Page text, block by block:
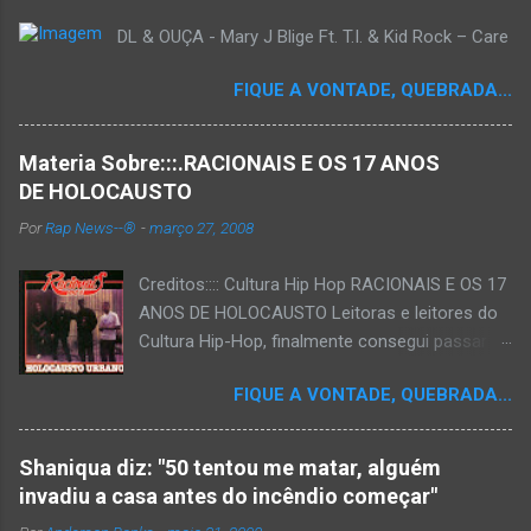
DL & OUÇA - Mary J Blige Ft. T.I. & Kid Rock – Care
FIQUE A VONTADE, QUEBRADA...
Materia Sobre:::.RACIONAIS E OS 17 ANOS
DE HOLOCAUSTO
PorRap News--® -março 27, 2008
Creditos:::: Cultura Hip Hop RACIONAIS E OS 17
ANOS DE HOLOCAUSTO Leitoras e leitores do
Cultura Hip-Hop, finalmente consegui passar
que há muito tempo vinha maturando: uma
espécie de "ensaio-tributo" ao disco mais
importante do rap brasileiro, que completará 17
anos agora em 2008. Falo de "Holocausto
Urbano", do grupo paulistano Racionais MC's.
FIQUE A VONTADE, QUEBRADA...
Shaniqua diz: "50 tentou me matar, alguém
invadiu a casa antes do incêndio começar"